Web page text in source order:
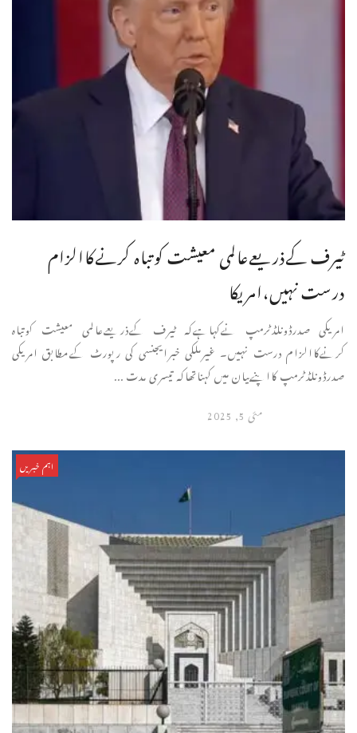
ٹیرف کےذریعےعالمی معیشت کوتباہ کرنےکاالزام
درست نہیں،امریکا
امریکی صدرڈونلڈٹرمپ نےکہاہےکہ ٹیرف کےذریعےعالمی معیشت کوتباہ
کرنےکاالزام درست نہیں۔ غیرملکی خبرایجنسی کی رپورٹ کےمطابق امریکی
صدرڈونلڈٹرمپ کااپنےبیان میں کہناتھاکہ تیسری مدت ...
مئی 5, 2025
اہم خبریں